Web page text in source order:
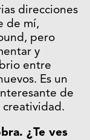
direcciones
de mí,
pero
y
entre
Es un
de
creatividad.
¿Te ves